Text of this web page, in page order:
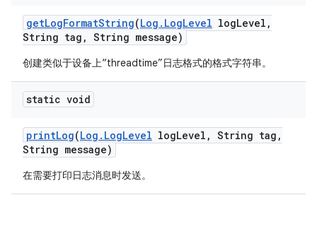
getLogFormatString(Log . LogLevel logLevel ,
String tag , String message)
创建类似于设备上“threadtime”日志格式的格式字符串。
static void
printLog(Log . LogLevel logLevel , String tag ,
String message)
在需要打印日志消息时发送。